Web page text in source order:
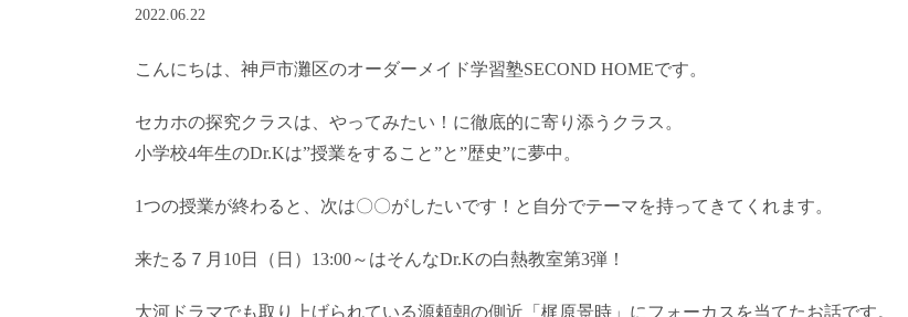
2022.06.22
こんにちは、神戸市灘区のオーダーメイド学習塾SECOND HOMEです。
セカホの探究クラスは、やってみたい！に徹底的に寄り添うクラス。
小学校4年生のDr.Kは”授業をすること”と”歴史”に夢中。
1つの授業が終わると、次は〇〇がしたいです！と自分でテーマを持ってきてくれます。
来たる７月10日（日）13:00～はそんなDr.Kの白熱教室第3弾！
大河ドラマでも取り上げられている源頼朝の側近「梶原景時」にフォーカスを当てたお話です。